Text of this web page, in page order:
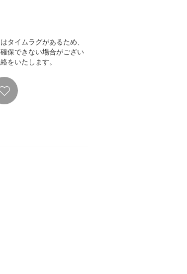
タイムラグがあるため、
保できない場合がござい
をいたします。